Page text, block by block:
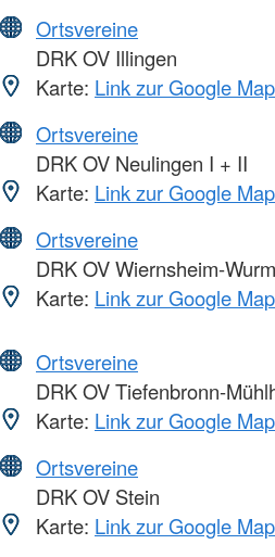
Ortsvereine
DRK OV Illingen
Karte: Link zur Google
Ortsvereine
DRK OV Neulingen I + II
Karte: Link zur Google
Ortsvereine
DRK OV Wiernsheim-
Karte: Link zur Google
Ortsvereine
DRK OV Tiefenbronn-
Karte: Link zur Google
Ortsvereine
DRK OV Stein
Karte: Link zur Google